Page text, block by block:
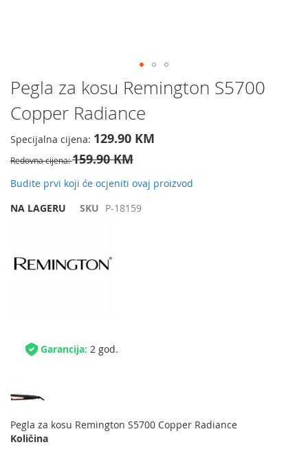
Preskočite
na
početak
galerije
slika
Pegla za kosu Remington S5700
Copper Radiance
Specijalna cijena 129.90 KM
Redovna cijena 159.90 KM
Budite prvi koji će ocjeniti ovaj proizvod
NA LAGERU
SKU P-18159
Garancija: 2 god.
Pegla za kosu Remington S5700 Copper Radiance
Količina